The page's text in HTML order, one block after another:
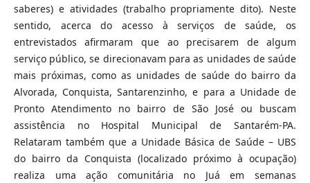
saberes) e atividades (trabalho propriamente dito). Neste
sentido, acerca do acesso à serviços de saúde, os
entrevistados afirmaram que ao precisarem de algum
serviço público, se direcionavam para as unidades de saúde
mais próximas, como as unidades de saúde do bairro da
Alvorada, Conquista, Santarenzinho, e para a Unidade de
Pronto Atendimento no bairro de São José ou buscam
assistência no Hospital Municipal de Santarém-PA.
Relataram também que a Unidade Básica de Saúde – UBS
do bairro da Conquista (localizado próximo à ocupação)
realiza uma ação comunitária no Juá em semanas